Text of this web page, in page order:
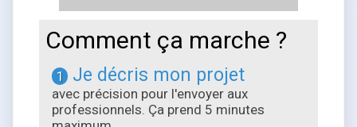
Comment ça marche ?
1 Je décris mon projet
avec précision pour l'envoyer aux
professionnels. Ça prend 5 minutes